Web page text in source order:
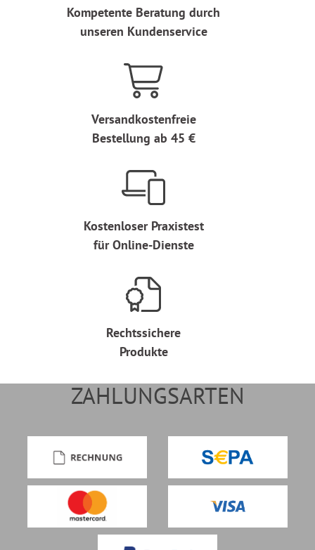
Kompetente Beratung durch
unseren Kundenservice
Versandkostenfreie
Bestellung ab 45 €
Kostenloser Praxistest
für Online-Dienste
Rechtssichere
Produkte
ZAHLUNGSARTEN